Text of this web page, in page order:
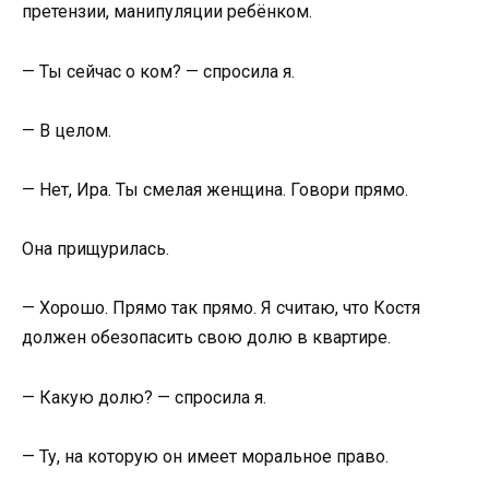
претензии, манипуляции ребёнком.
— Ты сейчас о ком? — спросила я.
— В целом.
— Нет, Ира. Ты смелая женщина. Говори прямо.
Она прищурилась.
— Хорошо. Прямо так прямо. Я считаю, что Костя
должен обезопасить свою долю в квартире.
— Какую долю? — спросила я.
— Ту, на которую он имеет моральное право.